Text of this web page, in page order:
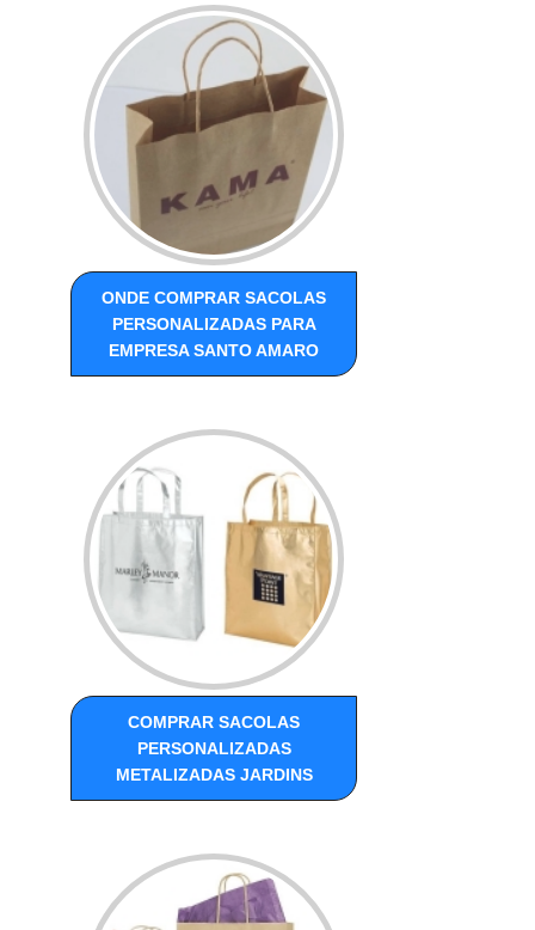
ONDE COMPRAR SACOLAS
PERSONALIZADAS PARA
EMPRESA SANTO AMARO
COMPRAR SACOLAS
PERSONALIZADAS
METALIZADAS JARDINS